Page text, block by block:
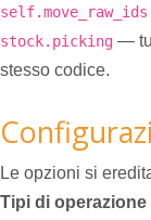
self.move_raw_ids
stock.picking —
stesso codice.
Le opzioni si
Tipi di operazione